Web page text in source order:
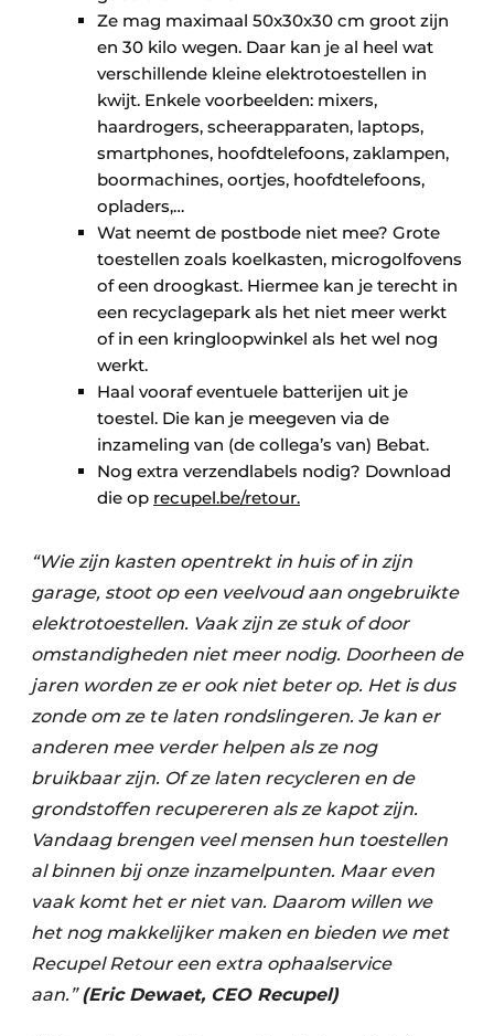
Ze mag maximaal 50x30x30 cm groot zijn
en 30 kilo wegen. Daar kan je al heel wat
verschillende kleine elektrotoestellen in
kwijt. Enkele voorbeelden: mixers,
haardrogers, scheerapparaten, laptops,
smartphones, hoofdtelefoons, zaklampen,
boormachines, oortjes, hoofdtelefoons,
opladers,…
Wat neemt de postbode niet mee? Grote
toestellen zoals koelkasten, microgolfovens
of een droogkast. Hiermee kan je terecht in
een recyclagepark als het niet meer werkt
of in een kringloopwinkel als het wel nog
werkt.
Haal vooraf eventuele batterijen uit je
toestel. Die kan je meegeven via de
inzameling van (de collega’s van) Bebat.
Nog extra verzendlabels nodig? Download
die op recupel.be/retour.
“Wie zijn kasten opentrekt in huis of in zijn
garage, stoot op een veelvoud aan ongebruikte
elektrotoestellen. Vaak zijn ze stuk of door
omstandigheden niet meer nodig. Doorheen de
jaren worden ze er ook niet beter op. Het is dus
zonde om ze te laten rondslingeren. Je kan er
anderen mee verder helpen als ze nog
bruikbaar zijn. Of ze laten recycleren en de
grondstoffen recupereren als ze kapot zijn.
Vandaag brengen veel mensen hun toestellen
al binnen bij onze inzamelpunten. Maar even
vaak komt het er niet van. Daarom willen we
het nog makkelijker maken en bieden we met
Recupel Retour een extra ophaalservice
aan.”(Eric Dewaet, CEO Recupel)